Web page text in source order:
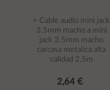
÷ Cable audio mini jack
3.5mm macho a mini
jack 3.5mm macho
carcasa metalica alta
calidad 2.5m
2,64 €